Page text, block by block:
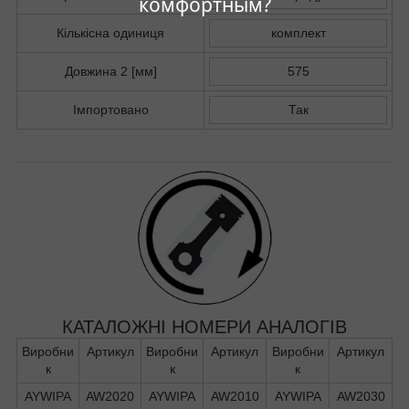
Кількісна одиниця комплект
Довжина 2 [мм] 575
Імпортовано Так
КАТАЛОЖНІ НОМЕРИ АНАЛОГІВ
Виробни
к
Артикул
Виробни
к
Артикул
Виробни
к
Артикул
AYWIPA
AW2020
AYWIPA
AW2010
AYWIPA
AW2030